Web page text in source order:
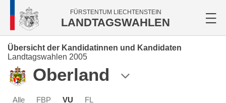
FÜRSTENTUM LIECHTENSTEIN
LANDTAGSWAHLEN
Übersicht der Kandidatinnen und Kandidaten
Landtagswahlen 2005
Oberland
Alle FBP VU FL